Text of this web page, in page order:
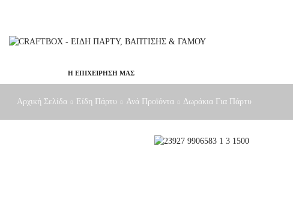
Η ΕΠΙΧΕΙΡΗΣΗ ΜΑΣ
Αρχική Σελίδα Είδη Πάρτυ Ανά Προϊόντα Δωράκια Για Πάρτυ